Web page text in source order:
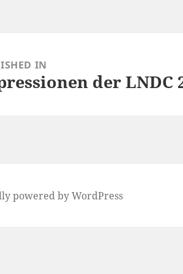
IN
der LNDC
powered by WordPress